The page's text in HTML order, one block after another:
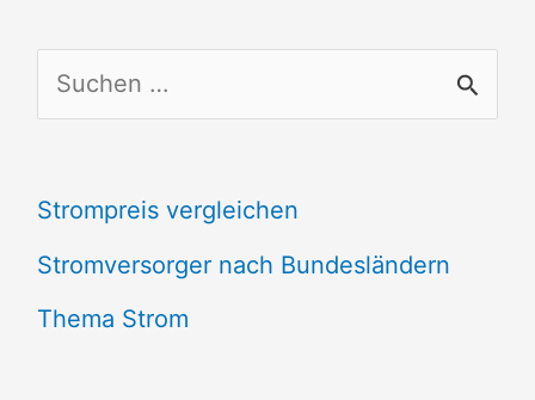
u
h
e
n
Strompreis vergleichen
Stromversorger nach Bundesländern
Thema Strom